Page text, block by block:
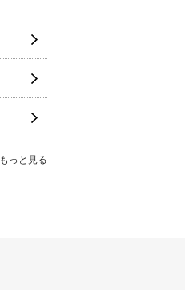
もっと見る